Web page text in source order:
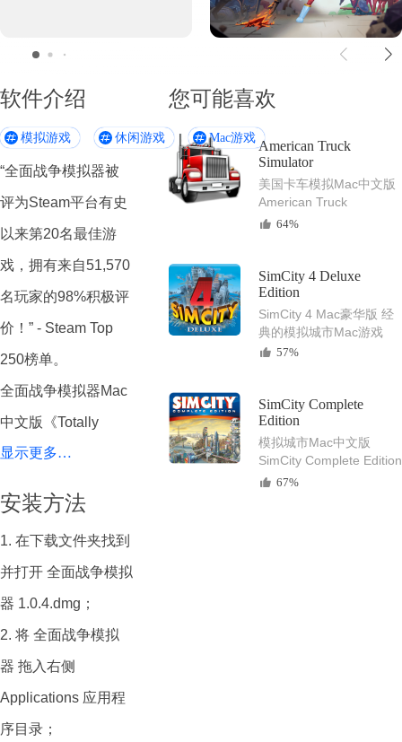
软件介绍
模拟游戏 休闲游戏 Mac游戏
“全面战争模拟器被
评为Steam平台有史
以来第20名最佳游
戏，拥有来自51,570
名玩家的98%积极评
价！” - Steam Top
250榜单。
全面战争模拟器Mac
中文版《Totally
Accurate Battle
TABs）是由Landfall
开发的一款战术模拟
游戏，以其荒谬而滑
稽的战斗场面而闻
名。游戏的核心玩法
是让玩家组建一个由
各种各样的单位组成
的军队，并在开放的
显示更多…
安装方法
1. 在下载文件夹找到
并打开 全面战争模拟
器 1.0.4.dmg；
2. 将 全面战争模拟
器 拖入右侧
Applications 应用程
序目录；
您可能喜欢
American Truck
Simulator
美国卡车模拟Mac中文版
American Truck
Simulator
64%
SimCity 4 Deluxe
Edition
SimCity 4 Mac豪华版 经
典的模拟城市Mac游戏
57%
SimCity Complete
Edition
模拟城市Mac中文版
SimCity Complete Edition
经典的模拟城市游戏
67%